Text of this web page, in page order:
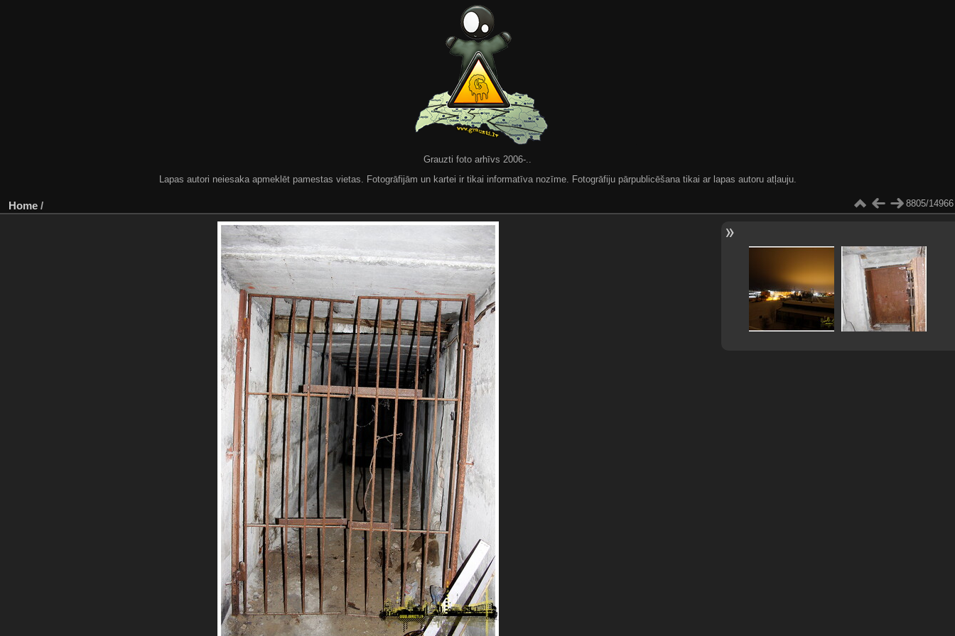
Grauzti foto arhīvs 2006-..
Lapas autori neiesaka apmeklēt pamestas vietas. Fotogrāfijām un kartei ir tikai informatīva nozīme. Fotogrāfiju pārpublicēšana tikai ar lapas autoru atļauju.
Home / 8805/14966